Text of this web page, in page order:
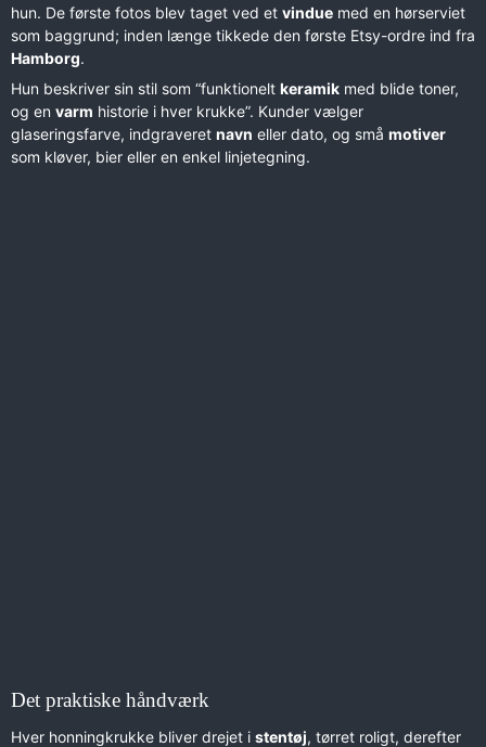
hun. De første fotos blev taget ved et vindue med en hørserviet
som baggrund; inden længe tikkede den første Etsy-ordre ind fra
Hamborg.
Hun beskriver sin stil som “funktionelt keramik med blide toner,
og en varm historie i hver krukke”. Kunder vælger
glaseringsfarve, indgraveret navn eller dato, og små motiver
som kløver, bier eller en enkel linjetegning.
Det praktiske håndværk
Hver honningkrukke bliver drejet i stentøj, tørret roligt, derefter